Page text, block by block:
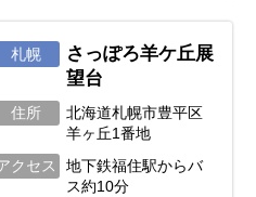
札幌
さっぽろ羊ケ丘展
望台
住所
北海道札幌市豊平区
羊ヶ丘1番地
クセス
地下鉄福住駅からバ
ス約10分